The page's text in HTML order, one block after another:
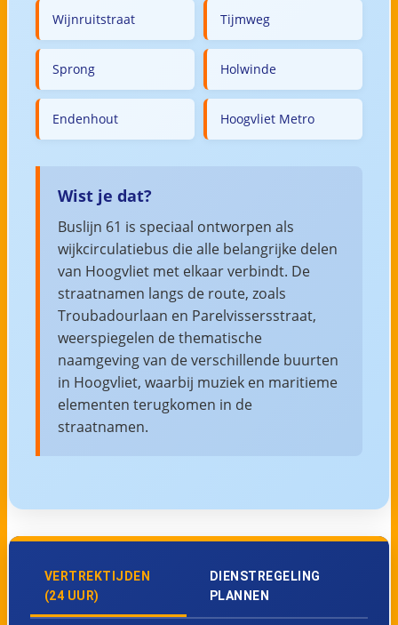
Wijnruitstraat Tijmweg
Sprong Holwinde
Endenhout Hoogvliet Metro
Wist je dat?
Buslijn 61 is speciaal ontworpen als
wijkcirculatiebus die alle belangrijke delen
van Hoogvliet met elkaar verbindt. De
straatnamen langs de route, zoals
Troubadourlaan en Parelvissersstraat,
weerspiegelen de thematische
naamgeving van de verschillende buurten
in Hoogvliet, waarbij muziek en maritieme
elementen terugkomen in de
straatnamen.
VERTREKTIJDEN
(24 UUR)
DIENSTREGELING
PLANNEN